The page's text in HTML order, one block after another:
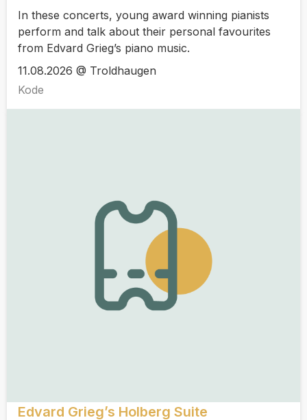
In these concerts, young award winning pianists
perform and talk about their personal favourites
from Edvard Grieg’s piano music.
11.08.2026 @ Troldhaugen
Kode
Edvard Grieg’s Holberg Suite